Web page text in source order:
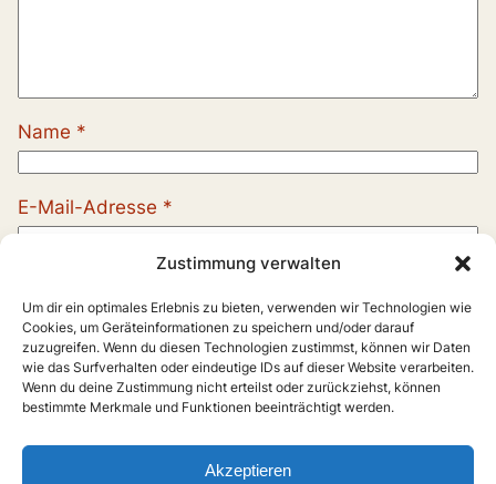
Zustimmung verwalten
Um dir ein optimales Erlebnis zu bieten, verwenden wir Technologien wie
Cookies, um Geräteinformationen zu speichern und/oder darauf
zuzugreifen. Wenn du diesen Technologien zustimmst, können wir Daten
wie das Surfverhalten oder eindeutige IDs auf dieser Website verarbeiten.
Wenn du deine Zustimmung nicht erteilst oder zurückziehst, können
bestimmte Merkmale und Funktionen beeinträchtigt werden.
Akzeptieren
Name *
E-Mail-Adresse *